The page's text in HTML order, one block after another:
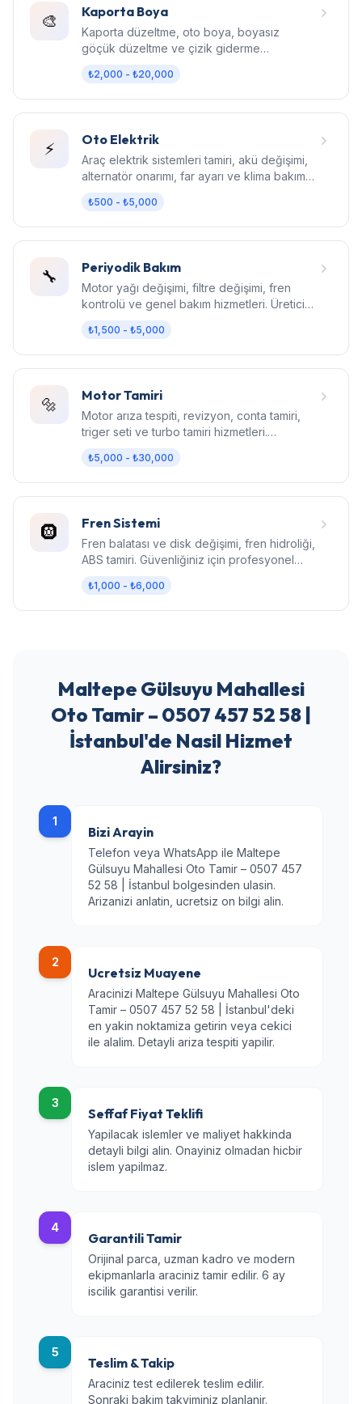
🎨 Kaporta Boya
Kaporta düzeltme, oto boya, boyasız
göçük düzeltme ve çizik giderme
₺2,000 - ₺20,000
⚡ Oto Elektrik
Araç elektrik sistemleri tamiri, akü değişimi,
alternatör onarımı, far ayarı ve klima bakım
₺500 - ₺5,000
🔧 Periyodik Bakım
Motor yağı değişimi, filtre değişimi, fren
kontrolü ve genel bakım hizmetleri. Üretici
₺1,500 - ₺5,000
🔩 Motor Tamiri
Motor arıza tespiti, revizyon, conta tamiri,
triger seti ve turbo tamiri hizmetleri.
₺5,000 - ₺30,000
🛞 Fren Sistemi
Fren balatası ve disk değişimi, fren hidroliği,
ABS tamiri. Güvenliğiniz için profesyonel
₺1,000 - ₺6,000
Maltepe Gülsuyu Mahallesi
Oto Tamir – 0507 457 52 58 |
İstanbul'de Nasil Hizmet
Alirsiniz?
1
Bizi Arayin
Telefon veya WhatsApp ile Maltepe
Gülsuyu Mahallesi Oto Tamir – 0507 457
52 58 | İstanbul bolgesinden ulasin.
Arizanizi anlatin, ucretsiz on bilgi alin.
2
Ucretsiz Muayene
Aracinizi Maltepe Gülsuyu Mahallesi Oto
Tamir – 0507 457 52 58 | İstanbul'deki
en yakin noktamiza getirin veya cekici
ile alalim. Detayli ariza tespiti yapilir.
3
Seffaf Fiyat Teklifi
Yapilacak islemler ve maliyet hakkinda
detayli bilgi alin. Onayiniz olmadan hicbir
islem yapilmaz.
4
Garantili Tamir
Orijinal parca, uzman kadro ve modern
ekipmanlarla araciniz tamir edilir. 6 ay
iscilik garantisi verilir.
5
Teslim & Takip
Araciniz test edilerek teslim edilir.
Sonraki bakim takviminiz planlanir.